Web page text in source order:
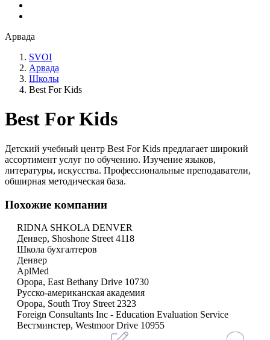
Арвада
SVOI
Арвада
Школы
Best For Kids
Best For Kids
Детский учебный центр Best For Kids предлагает широкий
ассортимент услуг по обучению. Изучение языков,
литературы, искусства. Профессиональные преподаватели,
обширная методическая база.
Похожие компании
RIDNA SHKOLA DENVER
Денвер, Shoshone Street 4118
Школа бухгалтеров
Денвер
AplMed
Орора, East Bethany Drive 10730
Pусско-американская академия
Орора, South Troy Street 2323
Foreign Consultants Inc - Education Evaluation Service
Вестминстер, Westmoor Drive 10955